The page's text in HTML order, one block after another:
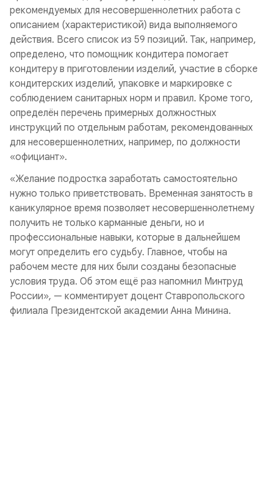
рекомендуемых для несовершеннолетних работа с
описанием (характеристикой) вида выполняемого
действия. Всего список из 59 позиций. Так, например,
определено, что помощник кондитера помогает
кондитеру в приготовлении изделий, участие в сборке
кондитерских изделий, упаковке и маркировке с
соблюдением санитарных норм и правил. Кроме того,
определён перечень примерных должностных
инструкций по отдельным работам, рекомендованных
для несовершеннолетних, например, по должности
«официант».
«Желание подростка заработать самостоятельно
нужно только приветствовать. Временная занятость в
каникулярное время позволяет несовершеннолетнему
получить не только карманные деньги, но и
профессиональные навыки, которые в дальнейшем
могут определить его судьбу. Главное, чтобы на
рабочем месте для них были созданы безопасные
условия труда. Об этом ещё раз напомнил Минтруд
России», — комментирует доцент Ставропольского
филиала Президентской академии Анна Минина.